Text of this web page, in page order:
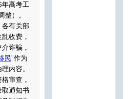
高考工
）。
有关部
收费，
诈骗，
民”作为
内容。
审查，
通知书